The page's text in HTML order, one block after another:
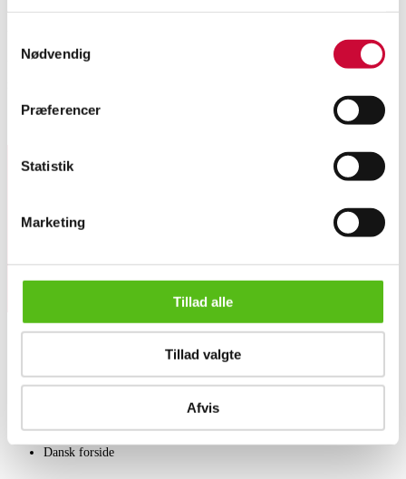
Nødvendig
Præferencer
Statistik
Marketing
Tillad alle
Tillad valgte
Afvis
Unknown artist 20th century. Composition, acrylic on canvas, signed
ABOUT US
Charity
Dansk forside